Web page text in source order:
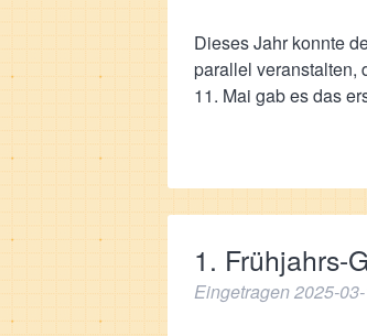
Dieses Jahr konnte
parallel veranstalten,
11. Mai gab es das
1. Frühjahrs-
Eingetragen2025-